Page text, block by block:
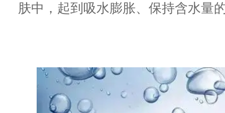
肤中，起到吸水膨胀、保持含水量